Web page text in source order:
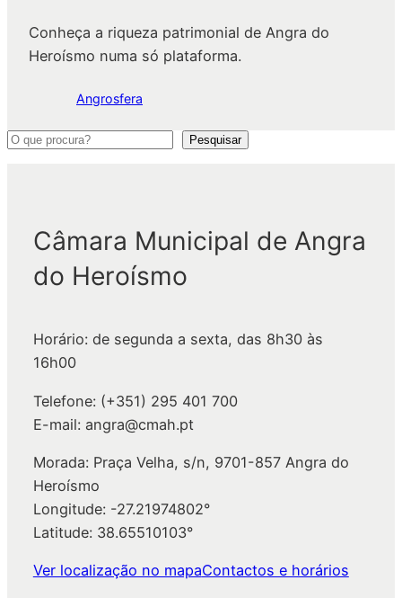
Conheça a riqueza patrimonial de Angra do
Heroísmo numa só plataforma.
Angrosfera
P
Pesquisar
Câmara Municipal de Angra
do Heroísmo
Horário: de segunda a sexta, das 8h30 às
16h00
Telefone: (+351) 295 401 700
E-mail: angra@cmah.pt
Morada: Praça Velha, s/n, 9701-857 Angra do
Heroísmo
Longitude: -27.21974802°
Latitude: 38.65510103°
Ver localização no mapaContactos e horários